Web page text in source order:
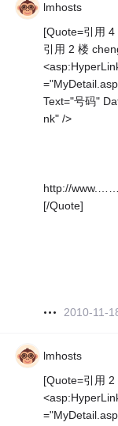
lmhosts
[Quote=引用
引用 2 楼
Text="号码"
nk" />
http://www.……
[/Quote]
2010-11-
lmhosts
[Quote=引用